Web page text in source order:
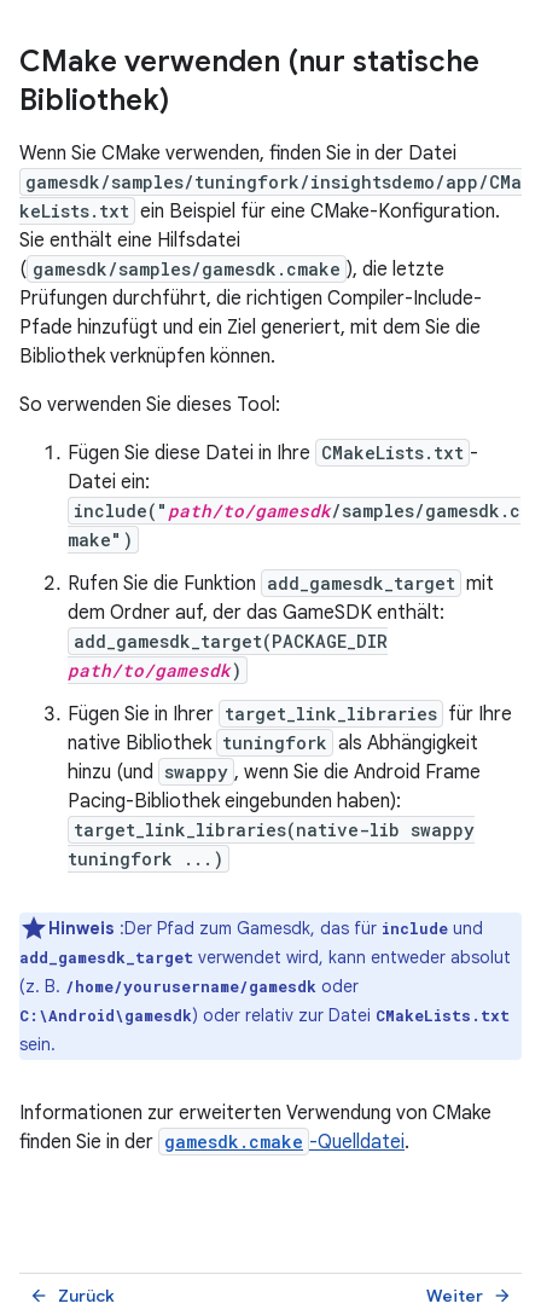
CMake verwenden (nur statische
Bibliothek)
Wenn Sie CMake verwenden, finden Sie in der Datei
gamesdk/samples/tuningfork/insightsdemo/app/CMa
keLists.txt ein Beispiel für eine CMake-Konfiguration.
Sie enthält eine Hilfsdatei
( gamesdk/samples/gamesdk.cmake ), die letzte
Prüfungen durchführt, die richtigen Compiler-Include-
Pfade hinzufügt und ein Ziel generiert, mit dem Sie die
Bibliothek verknüpfen können.
So verwenden Sie dieses Tool:
Fügen Sie diese Datei in Ihre CMakeLists.txt -
Datei ein:
include(" path/to/gamesdk/samples/gamesdk.c
make")
Rufen Sie die Funktion add_gamesdk_target mit
dem Ordner auf, der das GameSDK enthält:
add_gamesdk_target(PACKAGE_DIR
path/to/gamesdk)
Fügen Sie in Ihrer target_link_libraries für Ihre
native Bibliothek tuningfork als Abhängigkeit
hinzu (und swappy , wenn Sie die Android Frame
Pacing-Bibliothek eingebunden haben):
target_link_libraries(native-lib swappy
tuningfork ...)
Hinweis :Der Pfad zum Gamesdk, das für include und
add_gamesdk_target verwendet wird, kann entweder absolut
(z. B. /home/yourusername/gamesdk oder
C:\Android\gamesdk) oder relativ zur Datei CMakeLists.txt
sein.
Informationen zur erweiterten Verwendung von CMake
finden Sie in der gamesdk.cmake -Quelldatei.
Zurück
arrow_back Weiter arrow_forward